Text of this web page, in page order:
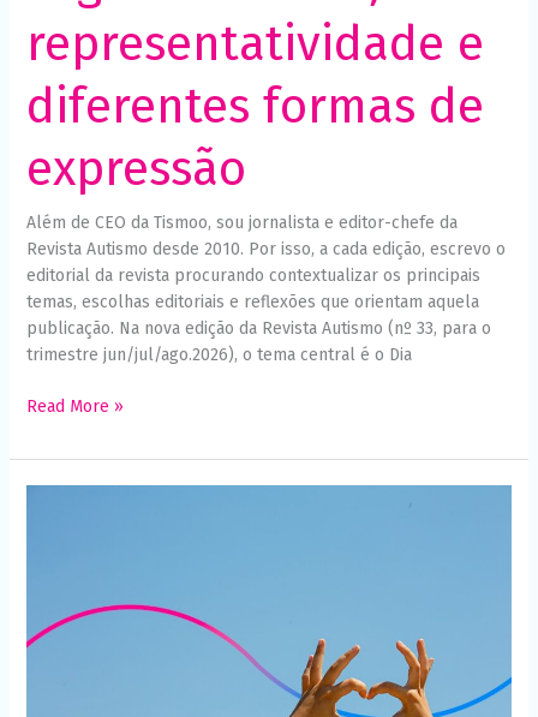
representatividade e
diferentes formas de
expressão
Além de CEO da Tismoo, sou jornalista e editor-chefe da
Revista Autismo desde 2010. Por isso, a cada edição, escrevo o
editorial da revista procurando contextualizar os principais
temas, escolhas editoriais e reflexões que orientam aquela
publicação. Na nova edição da Revista Autismo (nº 33, para o
trimestre jun/jul/ago.2026), o tema central é o Dia
Read More »
afetivas
no